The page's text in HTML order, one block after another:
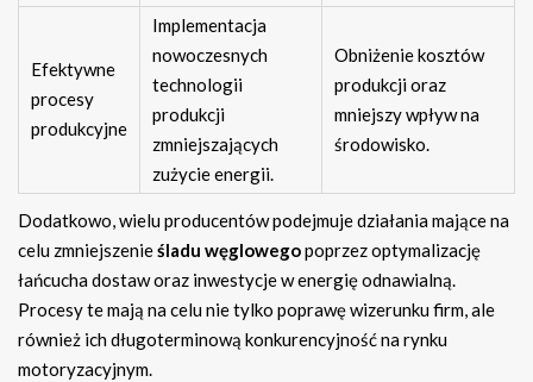
Efektywne
procesy
produkcyjne
Implementacja
nowoczesnych
technologii
produkcji
zmniejszających
zużycie energii.
Obniżenie kosztów
produkcji oraz
mniejszy wpływ na
środowisko.
Dodatkowo, wielu producentów podejmuje działania mające na
celu zmniejszenieśladu węglowegopoprzez optymalizację
łańcucha dostaw oraz inwestycje w energię odnawialną.
Procesy te mają na celu nie tylko poprawę wizerunku firm, ale
również ich długoterminową konkurencyjność na rynku
motoryzacyjnym.